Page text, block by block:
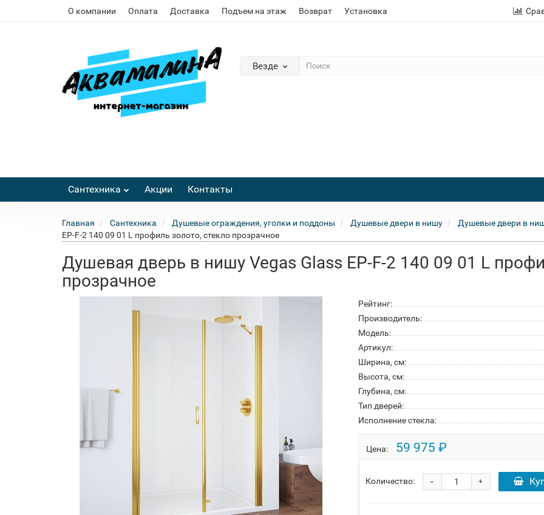
О компании Оплата Доставка Подъем на этаж Возврат Установка
Везде
Сантехника Акции Контакты
Главная Сантехника Душевые ограждения, уголки и поддоны Душевые двери в нишу
Душевые двери в
EP-F-2 140 09 01 L профиль золото, стекло прозрачное
Душевая дверь в нишу Vegas Glass EP-F-2 140 09 01 L
прозрачное
Рейтинг:
Производитель:
Модель:
Артикул:
Ширина, см:
Высота, см:
Глубина, см:
Тип дверей:
Исполнение стекла:
Цена: 59 975 ₽
Количество: +
-